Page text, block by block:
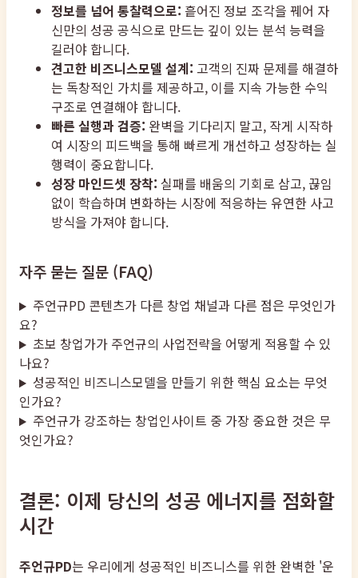
정보를 넘어 통찰력으로: 흩어진 정보 조각을 꿰어 자
신만의 성공 공식으로 만드는 깊이 있는 분석 능력을
길러야 합니다.
견고한 비즈니스모델 설계: 고객의 진짜 문제를 해결하
는 독창적인 가치를 제공하고, 이를 지속 가능한 수익
구조로 연결해야 합니다.
빠른 실행과 검증: 완벽을 기다리지 말고, 작게 시작하
여 시장의 피드백을 통해 빠르게 개선하고 성장하는 실
행력이 중요합니다.
성장 마인드셋 장착: 실패를 배움의 기회로 삼고, 끊임
없이 학습하며 변화하는 시장에 적응하는 유연한 사고
방식을 가져야 합니다.
자주 묻는 질문 (FAQ)
주언규PD 콘텐츠가 다른 창업 채널과 다른 점은 무엇인가
요?
초보 창업가가 주언규의 사업전략을 어떻게 적용할 수 있
나요?
성공적인 비즈니스모델을 만들기 위한 핵심 요소는 무엇
인가요?
주언규가 강조하는 창업인사이트 중 가장 중요한 것은 무
엇인가요?
결론: 이제 당신의 성공 에너지를 점화할
시간
주언규PD는 우리에게 성공적인 비즈니스를 위한 완벽한 '운